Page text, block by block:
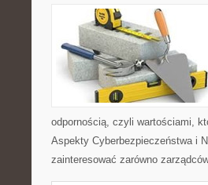
odpornością, czyli wartościami,
Aspekty Cyberbezpieczeństwa i
zainteresować zarówno